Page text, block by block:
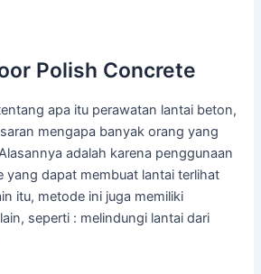
Polish Concrete
apa itu perawatan lantai beton,
mengapa banyak orang yang
adalah karena penggunaan
yang dapat membuat lantai terlihat
itu, metode ini juga memiliki
seperti : melindungi lantai dari